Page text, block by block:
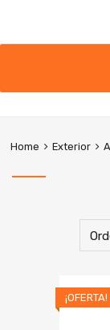
Home Exterior
¡OFERTA!